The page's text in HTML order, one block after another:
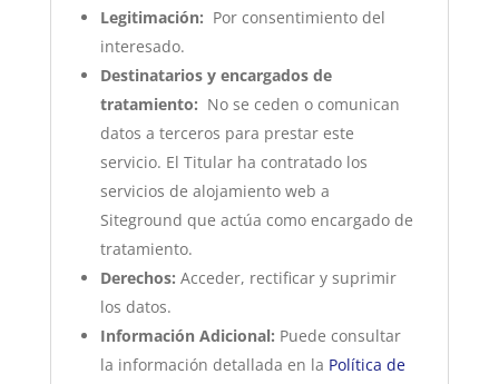
Legitimación: Por consentimiento del
interesado.
Destinatarios y encargados de
tratamiento: No se ceden o comunican
datos a terceros para prestar este
servicio. El Titular ha contratado los
servicios de alojamiento web a
Siteground que actúa como encargado de
tratamiento.
Derechos: Acceder, rectificar y suprimir
los datos.
Información Adicional: Puede consultar
la información detallada en la Política de